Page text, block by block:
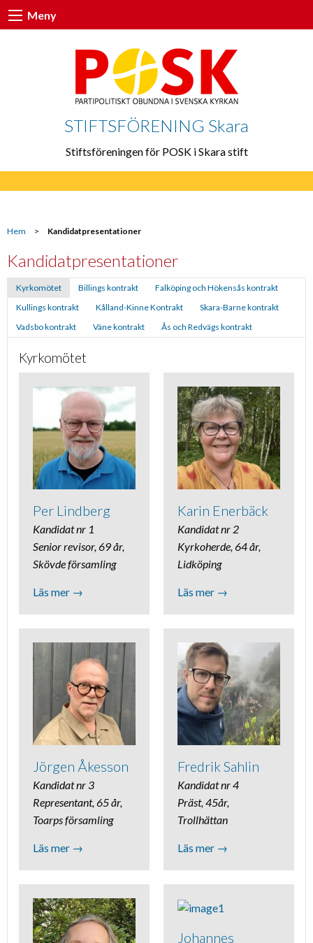
Meny
STIFTSFÖRENING Skara
Stiftsföreningen för POSK i Skara stift
Hem > Kandidatpresentationer
Kandidatpresentationer
Kyrkomötet Billings kontrakt
Falköping och Hökensås kontrakt
Kullings kontrakt
Kålland-Kinne Kontrakt
Skara-Barne kontrakt
Vadsbo kontrakt
Väne kontrakt Ås och Redvägs kontrakt
Kyrkomötet
Per Lindberg
Kandidat nr 1
Senior revisor, 69 år,
Skövde församling
Läs mer →
Karin Enerbäck
Kandidat nr 2
Kyrkoherde, 64 år,
Lidköping
Läs mer →
Jörgen Åkesson
Kandidat nr 3
Representant, 65 år,
Toarps församling
Läs mer →
Fredrik Sahlin
Kandidat nr 4
Präst, 45år,
Trollhättan
Läs mer →
Johannes